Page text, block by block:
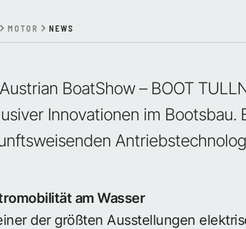
MOTOR NEWS
Austrian BoatShow – BOOT
Innovationen im Bootsbau.
am Wasser
der größten Ausstellungen